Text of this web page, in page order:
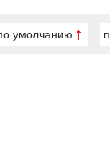
умолчанию